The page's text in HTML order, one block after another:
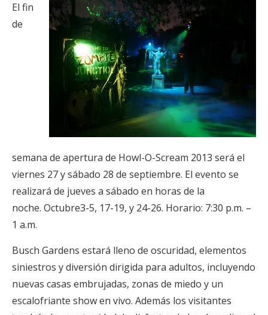
El fin
de
semana de apertura de Howl-O-Scream 2013 será el
viernes 27 y sábado 28 de septiembre. El evento se
realizará de jueves a sábado en horas de la
noche. Octubre3-5, 17-19, y 24-26. Horario: 7:30 p.m. –
1 a.m.
Busch Gardens estará lleno de oscuridad, elementos
siniestros y diversión dirigida para adultos, incluyendo
nuevas casas embrujadas, zonas de miedo y un
escalofriante show en vivo. Además los visitantes